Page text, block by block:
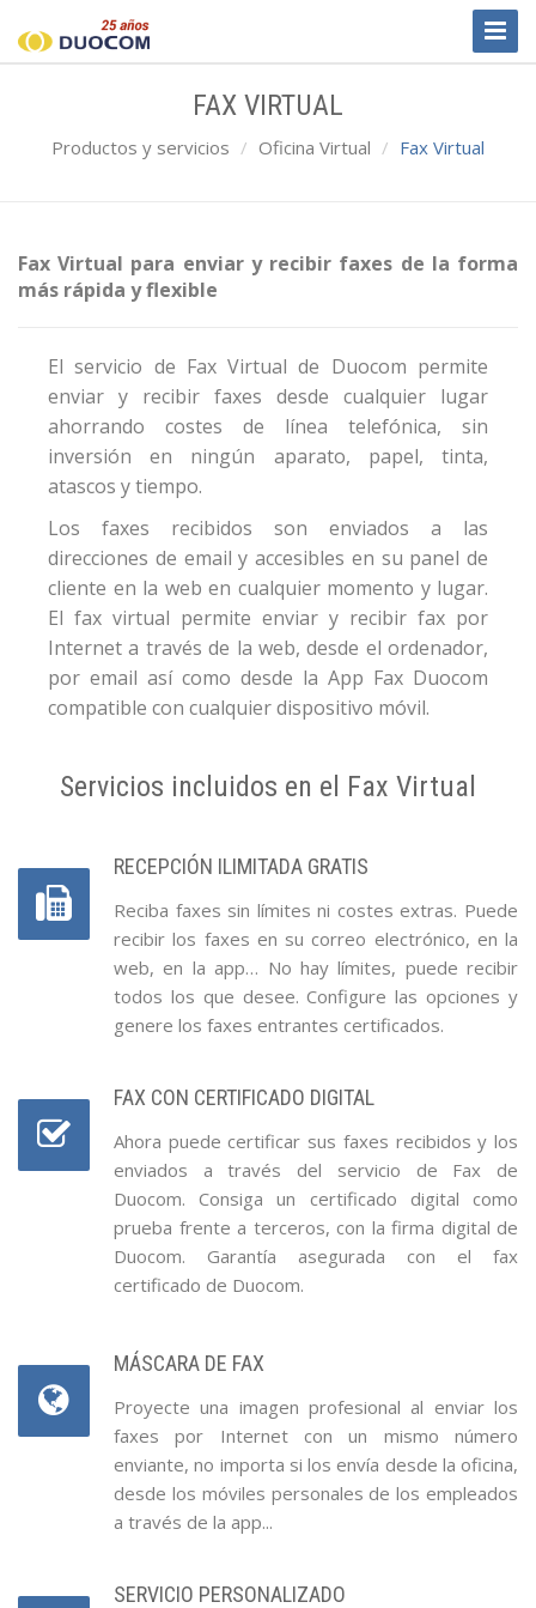
FAX VIRTUAL
Productos y servicios Oficina Virtual Fax Virtual
Fax Virtual para enviar y recibir faxes de la forma
más rápida y flexible
El servicio de Fax Virtual de Duocom permite
enviar y recibir faxes desde cualquier lugar
ahorrando costes de línea telefónica, sin
inversión en ningún aparato, papel, tinta,
atascos y tiempo.
Los faxes recibidos son enviados a las
direcciones de email y accesibles en su panel de
cliente en la web en cualquier momento y lugar.
El fax virtual permite enviar y recibir fax por
Internet a través de la web, desde el ordenador,
por email así como desde la App Fax Duocom
compatible con cualquier dispositivo móvil.
Servicios incluidos en el Fax Virtual
RECEPCIÓN ILIMITADA GRATIS
Reciba faxes sin límites ni costes extras. Puede
recibir los faxes en su correo electrónico, en la
web, en la app… No hay límites, puede recibir
todos los que desee. Configure las opciones y
genere los faxes entrantes certificados.
FAX CON CERTIFICADO DIGITAL
Ahora puede certificar sus faxes recibidos y los
enviados a través del servicio de Fax de
Duocom. Consiga un certificado digital como
prueba frente a terceros, con la firma digital de
Duocom. Garantía asegurada con el fax
certificado de Duocom.
MÁSCARA DE FAX
Proyecte una imagen profesional al enviar los
faxes por Internet con un mismo número
enviante, no importa si los envía desde la oficina,
desde los móviles personales de los empleados
a través de la app...
SERVICIO PERSONALIZADO